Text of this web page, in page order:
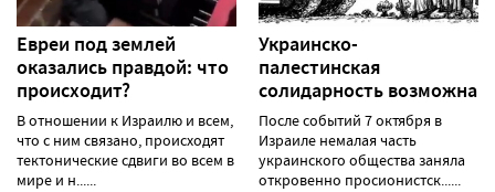
Евреи под землей
оказались правдой: что
происходит?
В отношении к Израилю и всем,
что с ним связано, происходят
тектонические сдвиги во всем в
мире и н......
Украинско-
палестинская
солидарность возможна
После событий 7 октября в
Израиле немалая часть
украинского общества заняла
откровенно просионистск......